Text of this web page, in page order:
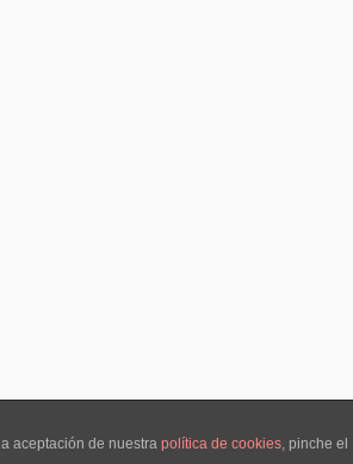
aceptación de nuestra política de cookies, pinche el